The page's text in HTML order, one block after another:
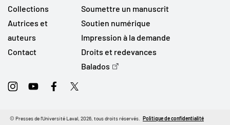
Collections
Autrices et
auteurs
Contact
Soumettre un manuscrit
Soutien numérique
Impression à la demande
Droits et redevances
Balados
InstagramYoutubeFacebookTwitter
© Presses de l'Université Laval, 2026, tous droits réservés. Politique de confidentialité